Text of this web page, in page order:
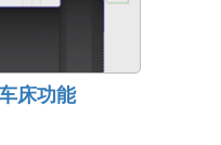
床功能